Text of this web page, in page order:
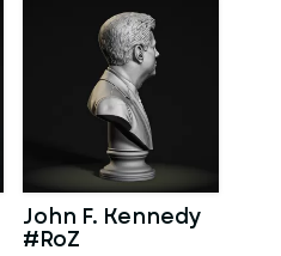
John F. Kennedy
#RoZ